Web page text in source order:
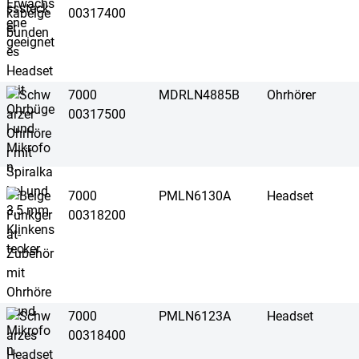
00317400
7000
00317500
MDRLN4885B Ohrhörer
7000
00318200
PMLN6130A Headset
7000
00318400
PMLN6123A Headset